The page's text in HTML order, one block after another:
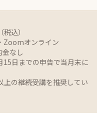
込）
Zoomオンライン
なし
15日までの申告で当月末に
上の継続受講を推奨してい